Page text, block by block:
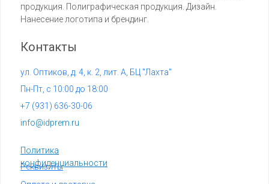
продукция. Полиграфическая продукция. Дизайн.
Нанесение логотипа и брендинг.
info@idprem.ru
Контакты
Политика
конфиденциальности
+7 (931) 636-30-06
Реквизиты
ул. Оптиков, д. 4, к. 2, лит. А, БЦ "Лахта"
Пн-Пт, с 10:00 до 18:00